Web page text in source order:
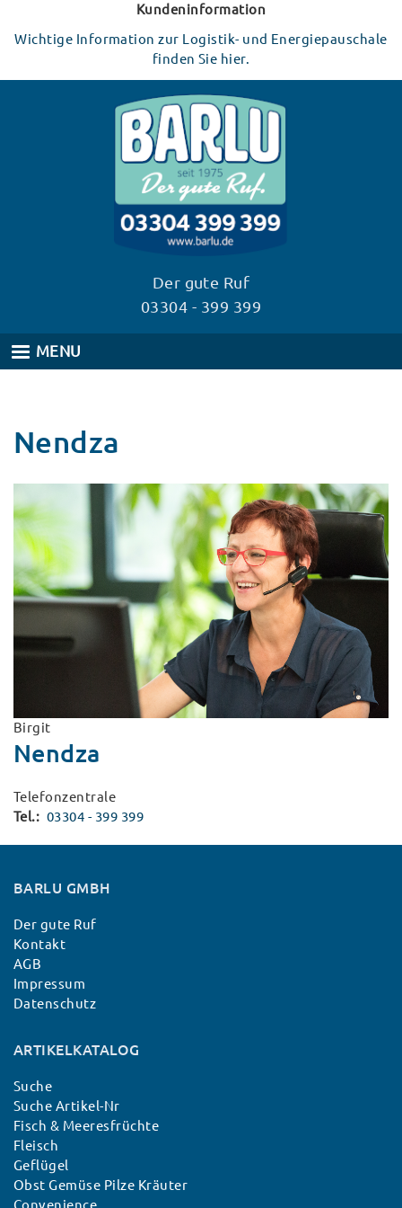
Inhalt
Kundeninformation
Wichtige Information zur Logistik- und Energiepauschale
finden Sie hier.
Der gute Ruf
03304 - 399 399
MENU
Nendza
Birgit
Nendza
Telefonzentrale
Tel.
03304 - 399 399
BARLU GMBH
Der gute Ruf
Kontakt
AGB
Impressum
Datenschutz
ARTIKELKATALOG
Suche
Suche Artikel-Nr
Fisch & Meeresfrüchte
Fleisch
Geflügel
Obst Gemüse Pilze Kräuter
Convenience